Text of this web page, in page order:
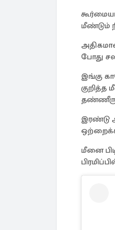
மீண்டும்
போது
இங்கு
குறித்த
இரண்டு
மீனை